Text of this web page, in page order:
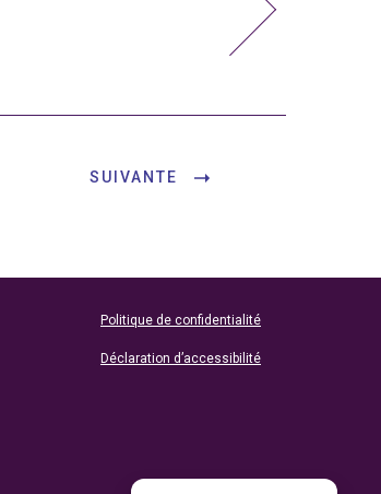
SUIVANTE
Politique de confidentialité
Déclaration d’accessibilité